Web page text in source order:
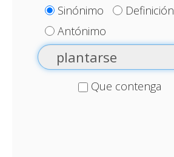
Sinónimo
Definición
Antónimo
Que contenga